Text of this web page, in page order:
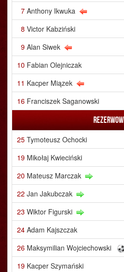
7 Anthony Ikwuka
8 Victor Kabziński
9 Alan Siwek
10 Fabian Olejniczak
11 Kacper Miązek
16 Franciszek Saganowski
Rezerwowi
25 Tymoteusz Ochocki
19 Mikołaj Kwieciński
20 Mateusz Marczak
22 Jan Jakubczak
23 Wiktor Figurski
24 Adam Kajszczak
26 Maksymilian Wojciechowski
19 Kacper Szymański